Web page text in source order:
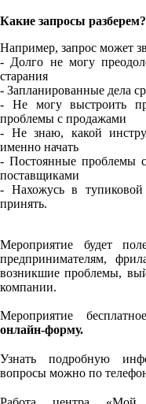
Какие запросы разберем?
Например, запрос может
- Долго не могу
старания
- Запланированные дела
- Не могу выстроить
проблемы с продажами
- Не знаю, какой
именно начать
- Постоянные проблемы
поставщиками
- Нахожусь в
принять.
Мероприятие будет
предпринимателям,
возникшие проблемы,
компании.
Мероприятие
онлайн-форму.
Узнать подробную
вопросы можно по